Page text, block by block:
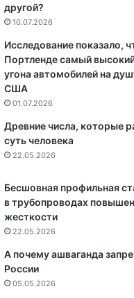
другой?
10.07.2026
Исследование показало,
Портленде самый
угона автомобилей на
США
01.07.2026
Древние числа, которые
суть человека
22.05.2026
Бесшовная профильная
в трубопроводах
жесткости
22.05.2026
А почему ашваганда
России
05.05.2026